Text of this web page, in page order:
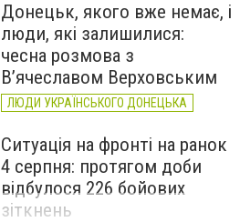
Донецьк, якого вже немає, і
люди, які залишилися:
чесна розмова з
В’ячеславом Верховським
ЛЮДИ УКРАЇНСЬКОГО ДОНЕЦЬКА
Ситуація на фронті на ранок
4 серпня: протягом доби
відбулося 226 бойових
зіткнень